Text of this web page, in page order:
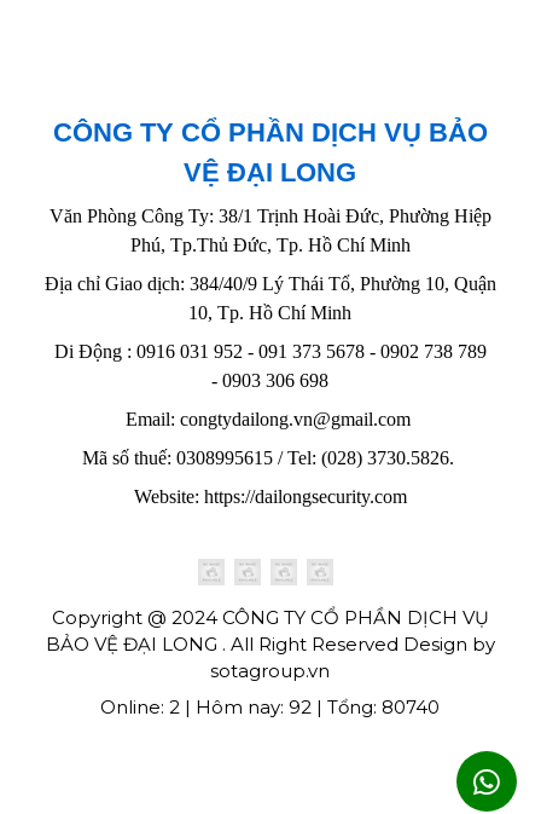
CÔNG TY CỔ PHẦN DỊCH VỤ BẢO
VỆ ĐẠI LONG
Văn Phòng Công Ty: 38/1 Trịnh Hoài Đức, Phường Hiệp
Phú, Tp.Thủ Đức, Tp. Hồ Chí Minh
Địa chỉ Giao dịch: 384/40/9 Lý Thái Tổ, Phường 10, Quận
10, Tp. Hồ Chí Minh
Di Động : 0916 031 952 - 091 373 5678 - 0902 738 789
-0903 306 698
Email: congtydailong.vn@gmail.com
Mã số thuế: 0308995615 / Tel: (028) 3730.5826.
Website: https://dailongsecurity.com
Copyright @ 2024 CÔNG TY CỔ PHẦN DỊCH VỤ
BẢO VỆ ĐẠI LONG . All Right Reserved Design by
sotagroup.vn
Online: 2 | Hôm nay: 92 | Tổng: 80740